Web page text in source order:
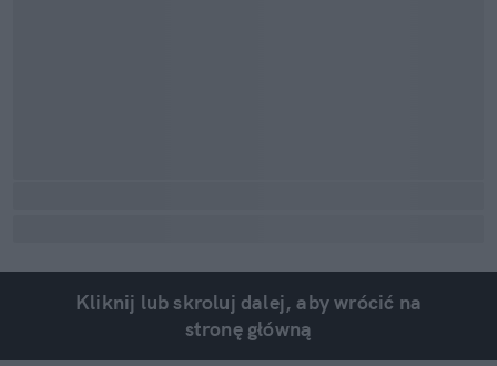
Kliknij lub skroluj dalej, aby wrócić na
stronę główną